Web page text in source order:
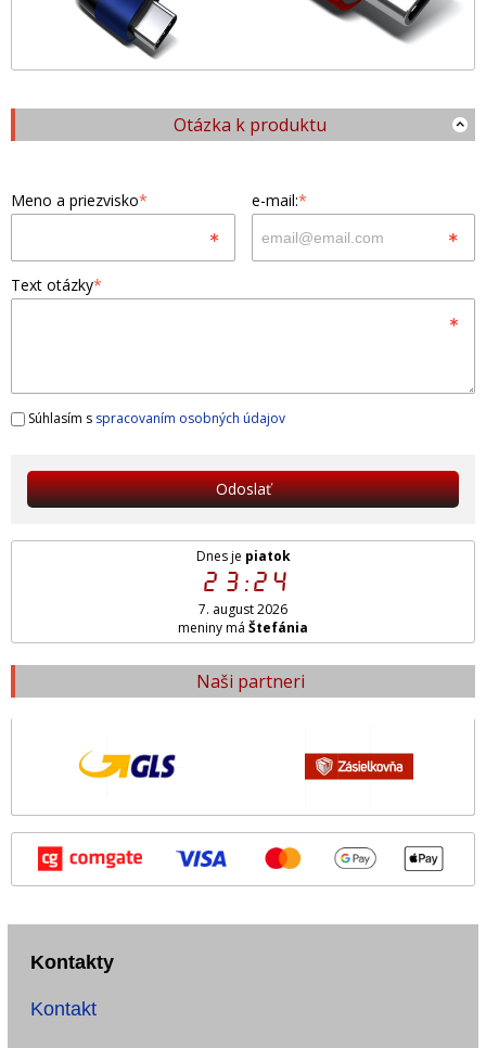
Otázka k produktu
Meno a priezvisko* e-mail:*
Text otázky*
Súhlasím s spracovaním osobných údajov
Odoslať
Dnes je piatok
23:24
7. august 2026
meniny má Štefánia
Naši partneri
Kontakty
Kontakt